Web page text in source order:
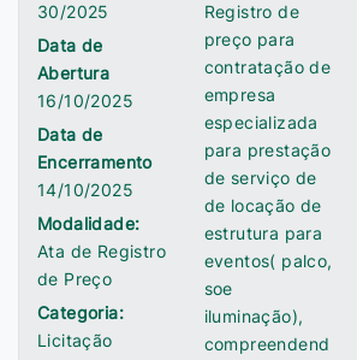
30/2025
Data de
Abertura
16/10/2025
Data de
Encerramento
14/10/2025
Modalidade:
Ata de Registro
de Preço
Categoria:
Licitação
Registro de
preço para
contratação de
empresa
especializada
para prestação
de serviço de
de locação de
estrutura para
eventos( palco,
soe
iluminação),
compreendend